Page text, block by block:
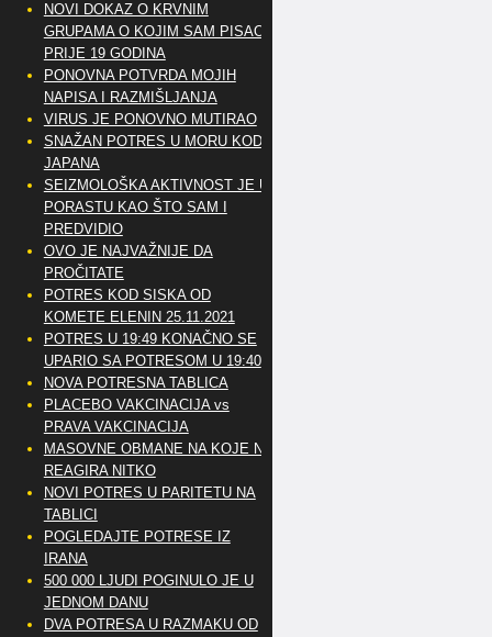
NOVI DOKAZ O KRVNIM
GRUPAMA O KOJIM SAM PISAO
PRIJE 19 GODINA
PONOVNA POTVRDA MOJIH
NAPISA I RAZMIŠLJANJA
VIRUS JE PONOVNO MUTIRAO
SNAŽAN POTRES U MORU KOD
JAPANA
SEIZMOLOŠKA AKTIVNOST JE U
PORASTU KAO ŠTO SAM I
PREDVIDIO
OVO JE NAJVAŽNIJE DA
PROČITATE
POTRES KOD SISKA OD
KOMETE ELENIN 25.11.2021
POTRES U 19:49 KONAČNO SE
UPARIO SA POTRESOM U 19:40
NOVA POTRESNA TABLICA
PLACEBO VAKCINACIJA vs
PRAVA VAKCINACIJA
MASOVNE OBMANE NA KOJE NE
REAGIRA NITKO
NOVI POTRES U PARITETU NA
TABLICI
POGLEDAJTE POTRESE IZ
IRANA
500 000 LJUDI POGINULO JE U
JEDNOM DANU
DVA POTRESA U RAZMAKU OD